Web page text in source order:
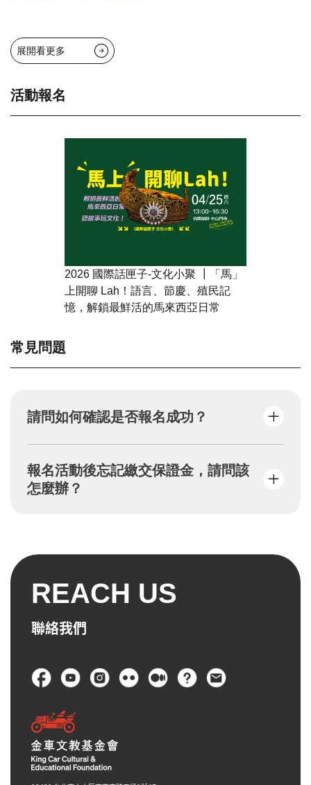
展開看更多
活動報名
2026 國際話匣子-文化小聚 ┃「馬」
上開聊 Lah！語言、節慶、殖民記
憶，解鎖最鮮活的馬來西亞日常
常見問題
請問如何確認是否報名成功？
填妥報名資料且完成保證金繳費者，系統
將自動寄送「報名登記確認」信件，並於
活動當週三前寄送行前通知單。
報名活動後忘記繳交保證金，請問該
怎麼辦？
REACH US
聯絡我們
頁尾